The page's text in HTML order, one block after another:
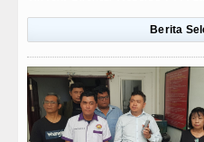
Berita